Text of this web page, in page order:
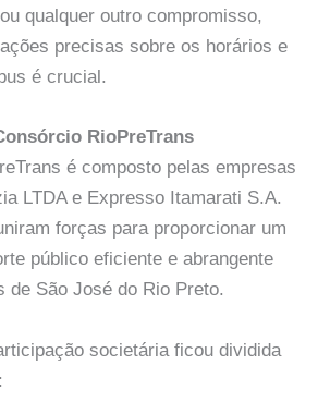
qualquer outro compromisso,
precisas sobre os horários e
é crucial.
RioPreTrans
é composto pelas empresas
LTDA e Expresso Itamarati S.A.
forças para proporcionar um
público eficiente e abrangente
de São José do Rio Preto.
societária ficou dividida